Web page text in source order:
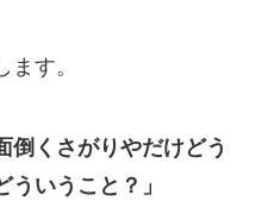
す。
倒くさがりやだけどう
いうこと？」